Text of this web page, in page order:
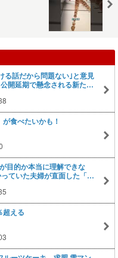
る話だから問題ない｣と意見
開延期で懸念される新たな
ュース
食べたいかも！
目的か本当に理解できな
ていた夫婦が直面した「死
ロの追突=静岡
超える